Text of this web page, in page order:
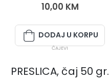
10,00 KM
DODAJ U KORPU
ČAJEVI
PRESLICA, čaj 50 gr.